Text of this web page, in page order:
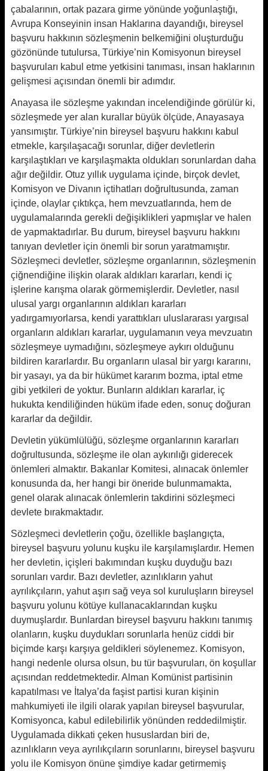
çabalarının, ortak pazara girme yönünde yoğunlaştığı,
Avrupa Konseyinin insan Haklarına dayandığı, bireysel
başvuru hakkının sözleşmenin belkemiğini oluşturduğu
gözönünde tutulursa, Türkiye’nin Komisyonun bireysel
başvuruları kabul etme yetkisini tanıması, insan haklarının
gelişmesi açısından önemli bir adımdır.
Anayasa ile sözleşme yakından incelendiğinde görülür ki,
sözleşmede yer alan kurallar büyük ölçüde, Anayasaya
yansımıştır. Türkiye’nin bireysel başvuru hakkını kabul
etmekle, karşılaşacağı sorunlar, diğer devletlerin
karşılaştıkları ve karşılaşmakta oldukları sorunlardan daha
ağır değildir. Otuz yıllık uygulama içinde, birçok devlet,
Komisyon ve Divanın içtihatları doğrultusunda, zaman
içinde, olaylar çıktıkça, hem mevzuatlarında, hem de
uygulamalarında gerekli değişiklikleri yapmışlar ve halen
de yapmaktadırlar. Bu durum, bireysel başvuru hakkını
tanıyan devletler için önemli bir sorun yaratmamıştır.
Sözleşmeci devletler, sözleşme organlarının, sözleşmenin
çiğnendiğine ilişkin olarak aldıkları kararları, kendi iç
işlerine karışma olarak görmemişlerdir. Devletler, nasıl
ulusal yargı organlarının aldıkları kararları
yadırgamıyorlarsa, kendi yarattıkları uluslararası yargısal
organların aldıkları kararlar, uygulamanın veya mevzuatın
sözleşmeye uymadığını, sözleşmeye aykırı olduğunu
bildiren kararlardır. Bu organların ulasal bir yargı kararını,
bir yasayı, ya da bir hükümet kararım bozma, iptal etme
gibi yetkileri de yoktur. Bunların aldıkları kararlar, iç
hukukta kendiliğinden hüküm ifade eden, sonuç doğuran
kararlar da değildir.
Devletin yükümlülüğü, sözleşme organlarının kararları
doğrultusunda, sözleşme ile olan aykırılığı giderecek
önlemleri almaktır. Bakanlar Komitesi, alınacak önlemler
konusunda da, her hangi bir öneride bulunmamakta,
genel olarak alınacak önlemlerin takdirini sözleşmeci
devlete bırakmaktadır.
Sözleşmeci devletlerin çoğu, özellikle başlangıçta,
bireysel başvuru yolunu kuşku ile karşılamışlardır. Hemen
her devletin, içişleri bakımından kuşku duyduğu bazı
sorunları vardır. Bazı devletler, azınlıkların yahut
ayrılıkçıların, yahut aşırı sağ veya sol kuruluşların bireysel
başvuru yolunu kötüye kullanacaklarından kuşku
duymuşlardır. Bunlardan bireysel başvuru hakkını tanımış
olanların, kuşku duydukları sorunlarla henüz ciddi bir
biçimde karşı karşıya geldikleri söylenemez. Komisyon,
hangi nedenle olursa olsun, bu tür başvuruları, ön koşullar
açısından reddetmektedir. Alman Komünist partisinin
kapatılması ve İtalya’da faşist partisi kuran kişinin
mahkumiyeti ile ilgili olarak yapılan bireysel başvurular,
Komisyonca, kabul edilebilirlik yönünden reddedilmiştir.
Uygulamada dikkati çeken hususlardan biri de,
azınlıkların veya ayrılıkçıların sorunlarını, bireysel başvuru
yolu ile Komisyon önüne şimdiye kadar getirmemiş